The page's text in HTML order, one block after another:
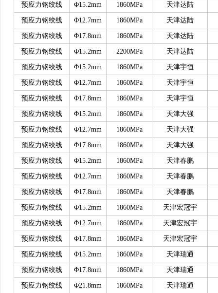
预应力钢绞线 Φ15.2mm 1860MPa 天津达陆
预应力钢绞线 Φ12.7mm 1860MPa 天津达陆
预应力钢绞线 Φ17.8mm 1860MPa 天津达陆
预应力钢绞线 Φ15.2mm 2200MPa 天津达陆
预应力钢绞线 Φ15.2mm 1860MPa 天津宇恒
预应力钢绞线 Φ12.7mm 1860MPa 天津宇恒
预应力钢绞线 Φ17.8mm 1860MPa 天津宇恒
预应力钢绞线 Φ15.2mm 1860MPa 天津大强
预应力钢绞线 Φ12.7mm 1860MPa 天津大强
预应力钢绞线 Φ17.8mm 1860MPa 天津大强
预应力钢绞线 Φ15.2mm 1860MPa 天津春鹏
预应力钢绞线 Φ12.7mm 1860MPa 天津春鹏
预应力钢绞线 Φ17.8mm 1860MPa 天津春鹏
预应力钢绞线 Φ15.2mm 1860MPa 天津宏冠宇
预应力钢绞线 Φ12.7mm 1860MPa 天津宏冠宇
预应力钢绞线 Φ17.8mm 1860MPa 天津宏冠宇
预应力钢绞线 Φ15.2mm 1860MPa 天津瑞通
预应力钢绞线 Φ17.8mm 1860MPa 天津瑞通
预应力钢绞线 Φ21.8mm 1860MPa 天津瑞通